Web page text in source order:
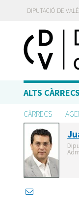
DIPUTACIÓ DE
ALTS
CÀRRECS